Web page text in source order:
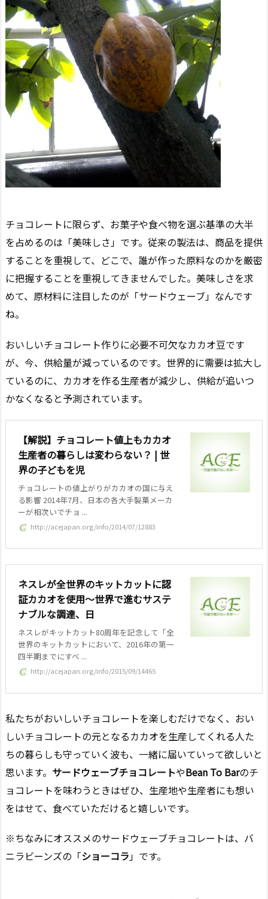
チョコレートに限らず、お菓子や食べ物を選ぶ基準の大半
を占めるのは「美味しさ」です。従来の製法は、商品を提供
することを重視して、どこで、誰が作った原料なのかを厳密
に把握することを重視してきませんでした。美味しさを求
めて、原材料に注目したのが「サードウェーブ」なんです
ね。
おいしいチョコレート作りに必要不可欠なカカオ豆です
が、今、供給量が減っているのです。世界的に需要は拡大し
ているのに、カカオを作る生産者が減少し、供給が追いつ
かなくなると予測されています。
【解説】チョコレート値上もカカオ
生産者の暮らしは変わらない？ | 世
界の子どもを児
チョコレートの値上がりがカカオの国に与え
る影響 2014年7月、日本の各大手製菓メーカ
ーが相次いでチョ ...
http://acejapan.org/info/2014/07/12883
ネスレが全世界のキットカットに認
証カカオを使用～世界で進むサステ
ナブルな調達、日
ネスレがキットカット80周年を記念して「全
世界のキットカットにおいて、2016年の第一
四半期までにすべ ...
http://acejapan.org/info/2015/09/14465
私たちがおいしいチョコレートを楽しむだけでなく、おい
しいチョコレートの元となるカカオを生産してくれる人た
ちの暮らしも守っていく波も、一緒に届いていって欲しいと
思います。 サードウェーブチョコレートやBean To Barのチ
ョコレートを味わうときはぜひ、生産地や生産者にも想い
をはせて、食べていただけると嬉しいです。
※ちなみにオススメのサードウェーブチョコレートは、バ
ニラビーンズの「ショーコラ」です。